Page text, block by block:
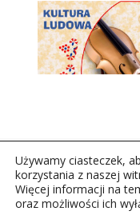
Copyright ©
Używamy ciasteczek,
korzystania z naszej
Więcej informacji na
oraz możliwości ich